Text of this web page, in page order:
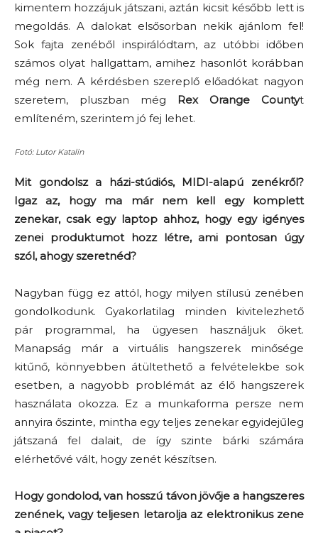
kimentem hozzájuk játszani, aztán kicsit később lett is
megoldás. A dalokat elsősorban nekik ajánlom fel!
Sok fajta zenéből inspirálódtam, az utóbbi időben
számos olyat hallgattam, amihez hasonlót korábban
még nem. A kérdésben szereplő előadókat nagyon
szeretem, pluszban még Rex Orange Countyt
említeném, szerintem jó fej lehet.
Fotó: Lutor Katalin
Mit gondolsz a házi-stúdiós, MIDI-alapú zenékről?
Igaz az, hogy ma már nem kell egy komplett
zenekar, csak egy laptop ahhoz, hogy egy igényes
zenei produktumot hozz létre, ami pontosan úgy
szól, ahogy szeretnéd?
Nagyban függ ez attól, hogy milyen stílusú zenében
gondolkodunk. Gyakorlatilag minden kivitelezhető
pár programmal, ha ügyesen használjuk őket.
Manapság már a virtuális hangszerek minősége
kitűnő, könnyebben átültethető a felvételekbe sok
esetben, a nagyobb problémát az élő hangszerek
használata okozza. Ez a munkaforma persze nem
annyira őszinte, mintha egy teljes zenekar egyidejűleg
játszaná fel dalait, de így szinte bárki számára
elérhetővé vált, hogy zenét készítsen.
Hogy gondolod, van hosszú távon jövője a hangszeres
zenének, vagy teljesen letarolja az elektronikus zene